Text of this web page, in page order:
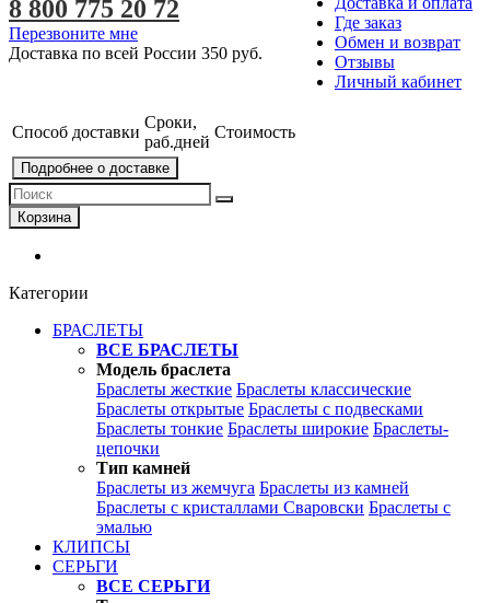
Где заказ
Обмен и возврат
Отзывы
Личный кабинет
8 800 775 20 72
Перезвоните мне
Доставка по всей России 350 руб.
Способ доставки
Сроки,
раб.дней
Стоимость
Подробнее о доставке
Корзина
Категории
БРАСЛЕТЫ
ВСЕ БРАСЛЕТЫ
Модель браслета
Браслеты жесткие Браслеты классические
Браслеты открытые Браслеты с подвесками
Браслеты тонкие Браслеты широкие Браслеты-
цепочки
Тип камней
Браслеты из жемчуга Браслеты из камней
Браслеты с кристаллами Сваровски Браслеты с
эмалью
КЛИПСЫ
СЕРЬГИ
ВСЕ СЕРЬГИ